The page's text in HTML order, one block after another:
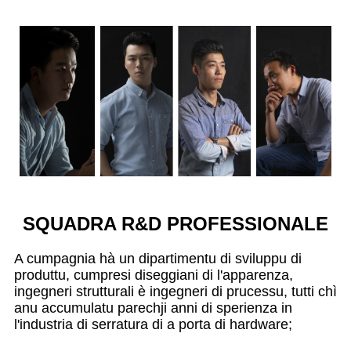
SQUADRA R&D PROFESSIONALE
A cumpagnia hà un dipartimentu di sviluppu di
produttu, cumpresi diseggiani di l'apparenza,
ingegneri strutturali è ingegneri di prucessu, tutti chì
anu accumulatu parechji anni di sperienza in
l'industria di serratura di a porta di hardware;